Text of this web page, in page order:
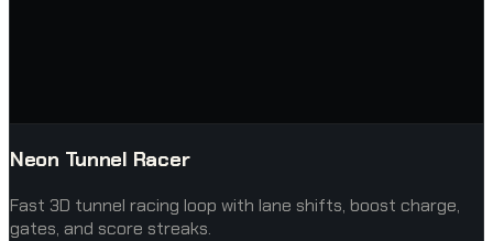
Neon Tunnel Racer
Fast 3D tunnel racing loop with lane shifts, boost charge,
gates, and score streaks.